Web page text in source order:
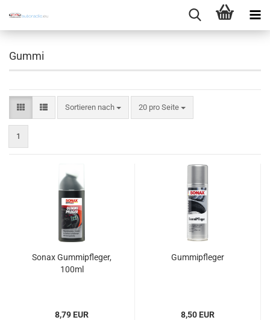
Gummi
Sortieren nach
Sortieren nach 20 pro Seite
pro Seite
1
Sonax Gummipfleger,
100ml
8,79 EUR
Gummipfleger
8,50 EUR